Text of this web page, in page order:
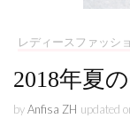
レディースファッシ
2018年夏
byAnfisa ZH updated